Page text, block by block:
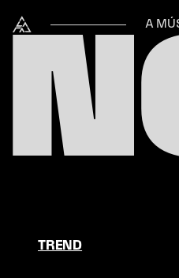
Alataj
A
TREND